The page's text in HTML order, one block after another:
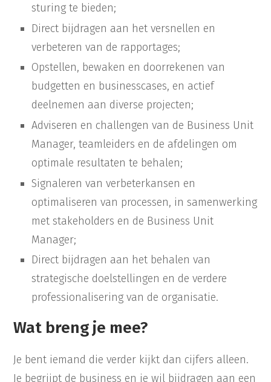
sturing te bieden;
Direct bijdragen aan het versnellen en
verbeteren van de rapportages;
Opstellen, bewaken en doorrekenen van
budgetten en businesscases, en actief
deelnemen aan diverse projecten;
Adviseren en challengen van de Business Unit
Manager, teamleiders en de afdelingen om
optimale resultaten te behalen;
Signaleren van verbeterkansen en
optimaliseren van processen, in samenwerking
met stakeholders en de Business Unit
Manager;
Direct bijdragen aan het behalen van
strategische doelstellingen en de verdere
professionalisering van de organisatie.
Wat breng je mee?
Je bent iemand die verder kijkt dan cijfers alleen.
Je begrijpt de business en je wil bijdragen aan een